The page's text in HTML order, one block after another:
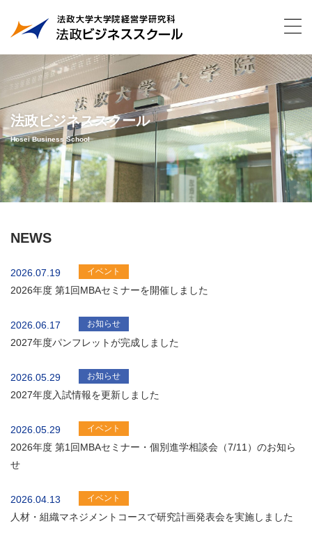
法政ビジネススクール
Hosei Business School
NEWS
2026.07.19 イベント
2026年度 第1回MBAセミナーを開催しました
2026.06.17 お知らせ
2027年度パンフレットが完成しました
2026.05.29 お知らせ
2027年度入試情報を更新しました
2026.05.29 イベント
2026年度 第1回MBAセミナー・個別進学相談会（7/11）のお知ら
せ
2026.04.13 イベント
人材・組織マネジメントコースで研究計画発表会を実施しました